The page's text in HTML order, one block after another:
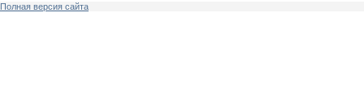
Полная версия сайта